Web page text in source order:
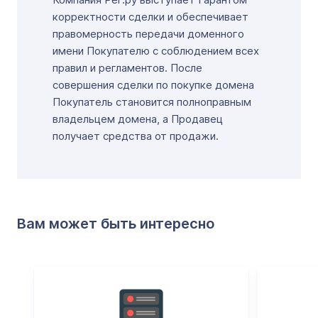
корректности сделки и обеспечивает
правомерность передачи доменного
имени Покупателю с соблюдением всех
правил и регламентов. После
совершения сделки по покупке домена
Покупатель становится полноправным
владельцем домена, а Продавец
получает средства от продажи.
Вам может быть интересно